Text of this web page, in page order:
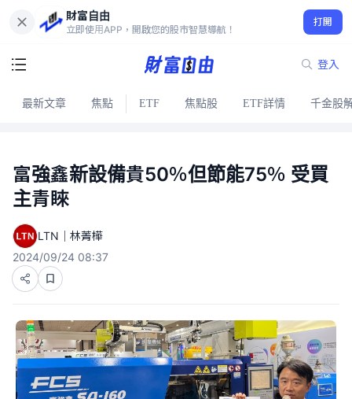
財富自由
立即使用APP，開啟您的股市智慧導航！
打開
登入
最新文章 焦點 ETF 焦點股 ETF詳情 千金股
富強鑫新設備貴50％但節能75％ 受買
主青睞
LTN｜林菁樺
2024/09/24 08:37